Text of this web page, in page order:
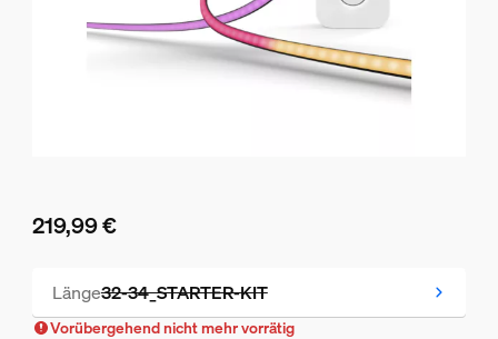
219,99 €
Länge32-34_STARTER-KIT
Vorübergehend nicht mehr vorrätig
Vorübergehend nicht mehr vorrätig